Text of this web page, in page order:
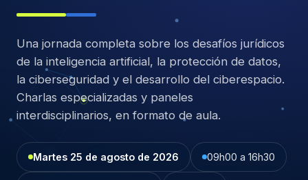
Una jornada completa sobre los desafíos jurídicos
de la inteligencia artificial, la protección de datos,
la ciberseguridad y el desarrollo del ciberespacio.
Charlas especializadas y paneles
interdisciplinarios, en formato de aula.
Martes 25 de agosto de 2026 09h00 a 16h30